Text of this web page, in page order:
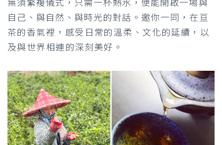
無須繁複儀式，只需一杯熱水，便能開啟一場與
自己、與自然、與時光的對話。 邀你一同，在亘
茶的香氣裡，感受日常的溫柔、文化的延續，以
及與世界相連的深刻美好。